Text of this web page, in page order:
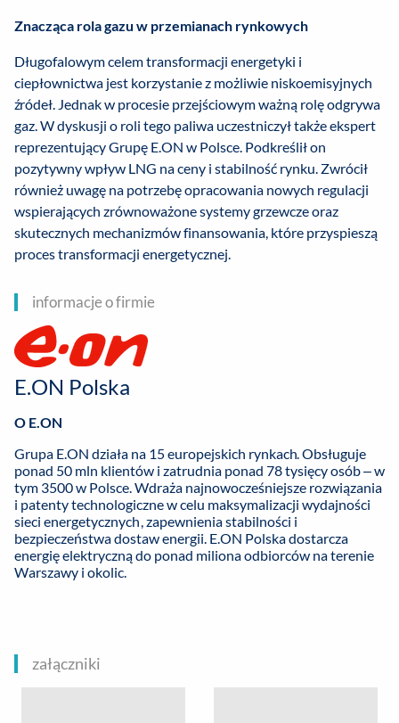
Znacząca rola gazu w przemianach rynkowych
Długofalowym celem transformacji energetyki i
ciepłownictwa jest korzystanie z możliwie niskoemisyjnych
źródeł. Jednak w procesie przejściowym ważną rolę odgrywa
gaz. W dyskusji o roli tego paliwa uczestniczył także ekspert
reprezentujący Grupę E.ON w Polsce. Podkreślił on
pozytywny wpływ LNG na ceny i stabilność rynku. Zwrócił
również uwagę na potrzebę opracowania nowych regulacji
wspierających zrównoważone systemy grzewcze oraz
skutecznych mechanizmów finansowania, które przyspieszą
proces transformacji energetycznej.
informacje o firmie
E.ON Polska
O E.ON
Grupa E.ON działa na 15 europejskich rynkach. Obsługuje
ponad 50 mln klientów i zatrudnia ponad 78 tysięcy osób – w
tym 3500 w Polsce. Wdraża najnowocześniejsze rozwiązania
i patenty technologiczne w celu maksymalizacji wydajności
sieci energetycznych, zapewnienia stabilności i
bezpieczeństwa dostaw energii. E.ON Polska dostarcza
energię elektryczną do ponad miliona odbiorców na terenie
Warszawy i okolic.
załączniki